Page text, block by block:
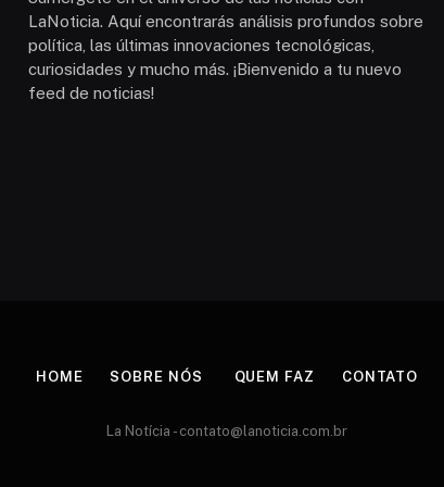
LaNoticia. Aquí encontrarás análisis profundos sobre
política, las últimas innovaciones tecnológicas,
curiosidades y mucho más. ¡Bienvenido a tu nuevo
feed de noticias!
HOME SOBRE NÓS QUEM FAZ CONTATO
La Notícia - contato@lanoticia.com.br